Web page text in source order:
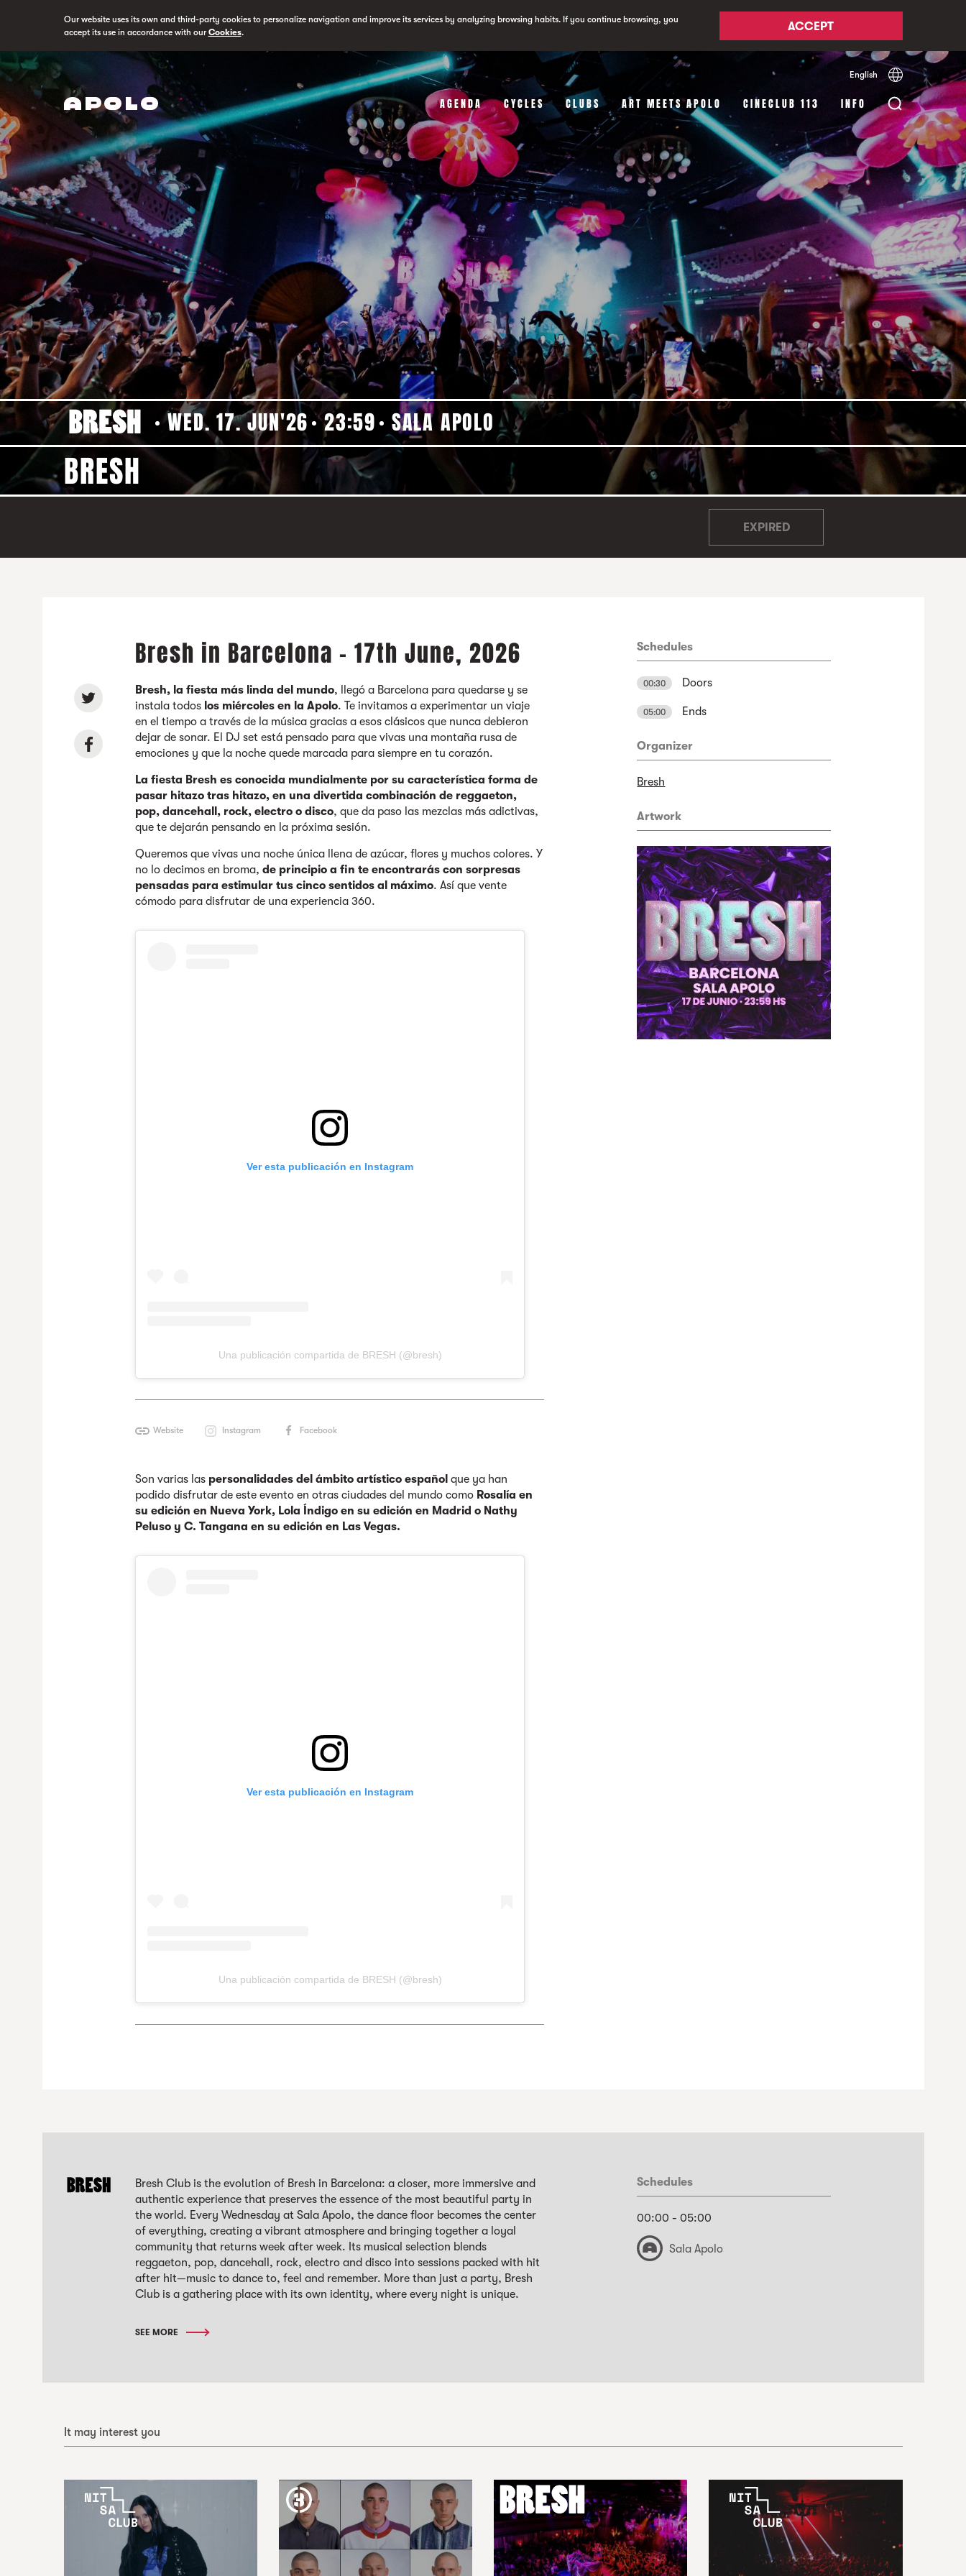
Our website uses its own and third-party cookies to personalize navigation and improve its services by analyzing browsing habits. If you continue browsing, you
accept its use in accordance with ourCookies. ACCEPT
English Español Català
AGENDA CYCLES CLUBS ART MEETS APOLO CINECLUB 113 INFO
WED. 17. JUN'26 23:59 SALA APOLO
BRESH
EXPIRED
Bresh in Barcelona - 17th June, 2026
Bresh, la fiesta más linda del mundo, llegó a Barcelona para quedarse y se
instala todos los miércoles en la Apolo. Te invitamos a experimentar un viaje
en el tiempo a través de la música gracias a esos clásicos que nunca debieron
dejar de sonar. El DJ set está pensado para que vivas una montaña rusa de
emociones y que la noche quede marcada para siempre en tu corazón.
La fiesta Bresh es conocida mundialmente por su característica forma de
pasar hitazo tras hitazo, en una divertida combinación de reggaeton,
pop, dancehall, rock, electro o disco, que da paso las mezclas más adictivas,
que te dejarán pensando en la próxima sesión.
Queremos que vivas una noche única llena de azúcar, flores y muchos colores. Y
no lo decimos en broma,de principio a fin te encontrarás con sorpresas
pensadas para estimular tus cinco sentidos al máximo. Así que vente
cómodo para disfrutar de una experiencia 360.
Ver esta publicación en Instagram
Una publicación compartida de BRESH (@bresh)
Website Instagram Facebook
Son varias las personalidades del ámbito artístico españolque ya han
podido disfrutar de este evento en otras ciudades del mundo como Rosalía en
su edición en Nueva York, Lola Índigo en su edición en Madrid o Nathy
Peluso y C. Tangana en su edición en Las Vegas.
Ver esta publicación en Instagram
Una publicación compartida de BRESH (@bresh)
Schedules
00:30 Doors
05:00 Ends
Organizer
Bresh
Artwork
Bresh Club is the evolution of Bresh in Barcelona: a closer, more immersive and
authentic experience that preserves the essence of the most beautiful party in
the world. Every Wednesday at Sala Apolo, the dance floor becomes the center
of everything, creating a vibrant atmosphere and bringing together a loyal
community that returns week after week. Its musical selection blends
reggaeton, pop, dancehall, rock, electro and disco into sessions packed with hit
after hit—music to dance to, feel and remember. More than just a party, Bresh
Club is a gathering place with its own identity, where every night is unique.
SEE MORE
Schedules
00:00 - 05:00
Sala Apolo
It may interest you